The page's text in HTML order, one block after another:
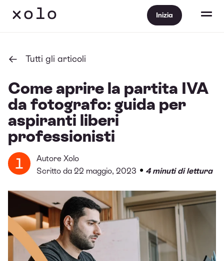
Inizia
Tutti gli articoli
Come aprire la partita IVA
da fotografo: guida per
aspiranti liberi
professionisti
Autore Xolo
Scritto da 22 maggio, 2023 • 4 minuti di lettura